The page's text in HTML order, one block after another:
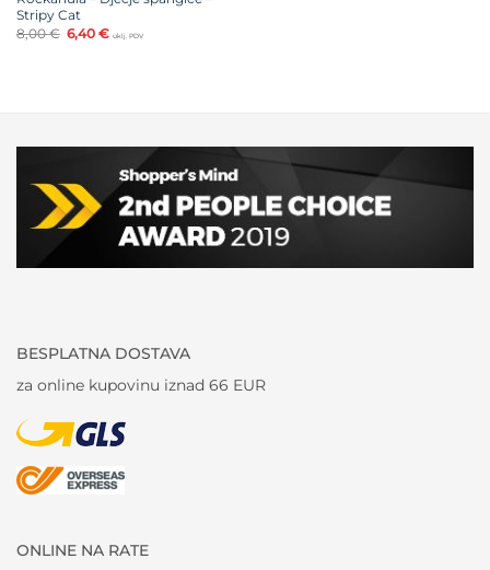
Stripy Cat
8,00€ Izvorna
cijena
6,40€Trenutna
cijena
uklj. PDV
BESPLATNA DOSTAVA
za online kupovinu iznad 66 EUR
ONLINE NA RATE